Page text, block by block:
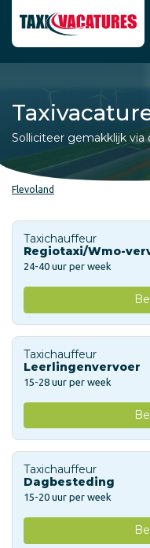
Solliciteer gemakklijk via
Flevoland
Taxichauffeur
Regiotaxi/Wmo-
24-40 uur per week
Taxichauffeur
Leerlingenvervoer
15-28 uur per week
Taxichauffeur
Dagbesteding
15-20 uur per week